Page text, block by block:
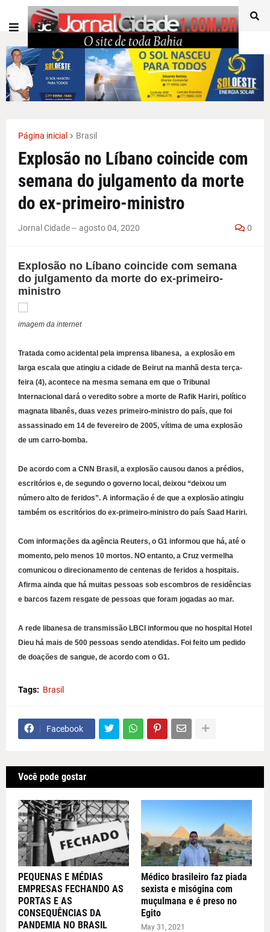
Página inicial Brasil
Explosão no Líbano coincide com
semana do julgamento da morte
do ex-primeiro-ministro
Jornal Cidade -- agosto 04, 2020 0
Explosão no Líbano coincide com semana
do julgamento da morte do ex-primeiro-
ministro
imagem da internet
Tratada como acidental pela imprensa libanesa, a explosão em
larga escala que atingiu a cidade de Beirut na manhã desta terça-
feira (4), acontece na mesma semana em que o Tribunal
Internacional dará o veredito sobre a morte de Rafik Hariri, político
magnata libanês, duas vezes primeiro-ministro do país, que foi
assassinado em 14 de fevereiro de 2005, vítima de uma explosão
de um carro-bomba.
De acordo com a CNN Brasil, a explosão causou danos a prédios,
escritórios e, de segundo o governo local, deixou “deixou um
número alto de feridos”. A informação é de que a explosão atingiu
também os escritórios do ex-primeiro-ministro do país Saad Hariri.
Com informações da agência Reuters, o G1 informou que há, até o
momento, pelo menos 10 mortos. NO entanto, a Cruz vermelha
comunicou o direcionamento de centenas de feridos a hospitais.
Afirma ainda que há muitas pessoas sob escombros de residências
e barcos fazem resgate de pessoas que foram jogadas ao mar.
A rede libanesa de transmissão LBCI informou que no hospital Hotel
Dieu há mais de 500 pessoas sendo atendidas. Foi feito um pedido
de doações de sangue, de acordo com o G1.
Tags: Brasil
Facebook
Você pode gostar
PEQUENAS E MÉDIAS
EMPRESAS FECHANDO AS
PORTAS E AS
CONSEQUÊNCIAS DA
PANDEMIA NO BRASIL
Médico brasileiro faz piada
sexista e misógina com
muçulmana e é preso no
Egito
May 31, 2021